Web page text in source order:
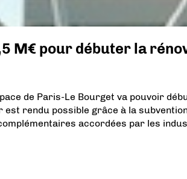
M€ pour débuter la
de Paris-Le Bourget va pouvoir
rendu possible grâce à la
accordées par les